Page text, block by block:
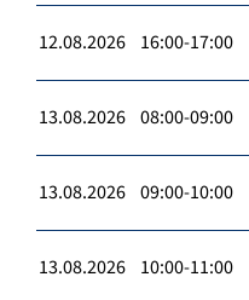
12.08.2026 16:00-17:00
13.08.2026 08:00-09:00
13.08.2026 09:00-10:00
13.08.2026 10:00-11:00